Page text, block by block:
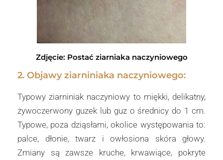
Zdjęcie: Postać ziarniaka naczyniowego
2. Objawy ziarniniaka naczyniowego:
Typowy ziarniniak naczyniowy to miękki, delikatny,
żywoczerwony guzek lub guz o średnicy do 1 cm.
Typowe, poza dziąsłami, okolice występowania to:
palce, dłonie, twarz i owłosiona skóra głowy.
Zmiany są zawsze kruche, krwawiące, pokryte